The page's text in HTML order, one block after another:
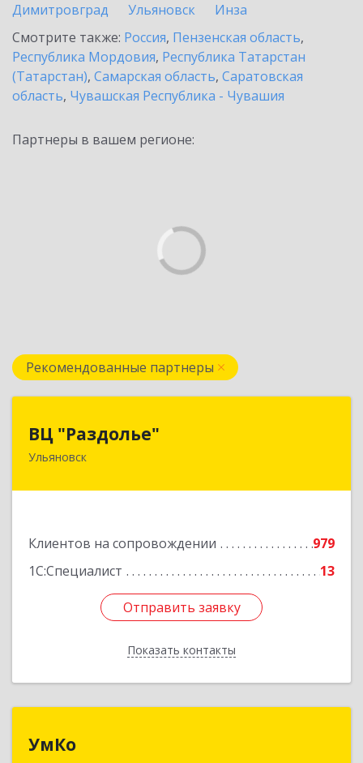
Димитровград
Ульяновск
Инза
Смотрите также: Россия, Пензенская область,
Республика Мордовия, Республика Татарстан
(Татарстан), Самарская область, Саратовская
область, Чувашская Республика - Чувашия
Партнеры в вашем регионе:
Рекомендованные партнеры
ВЦ "Раздолье"
Ульяновск
Клиентов на сопровождении
979
1С:Специалист
13
Отправить заявку
Показать контакты
432001, Ульяновская обл, Ульяновск г, Марата
Отправить заявку
Назад
УмКо